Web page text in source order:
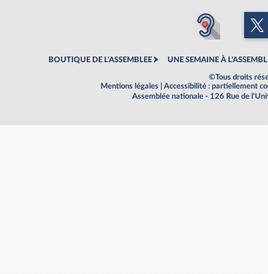
BOUTIQUE DE L'ASSEMBLEE UNE SEMAINE À
©Tous droits
Mentions légales
Accessibilité : partiellement
Assemblée nationale - 126 Rue de